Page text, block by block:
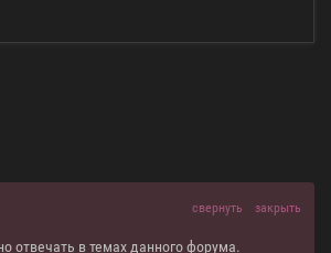
свернуть закрыть
отвечать в темах данного форума.